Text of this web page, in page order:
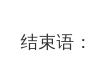
结束语：